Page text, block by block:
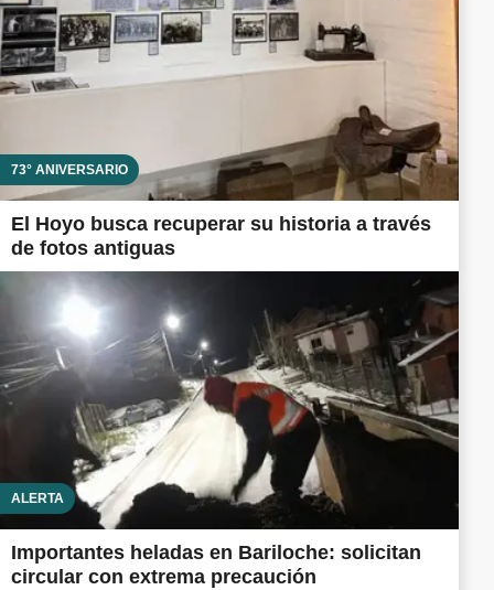
73° ANIVERSARIO
El Hoyo busca recuperar su historia a través
de fotos antiguas
ALERTA
Importantes heladas en Bariloche: solicitan
circular con extrema precaución